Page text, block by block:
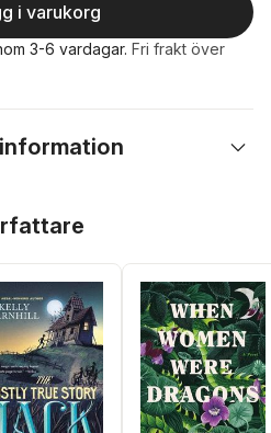
i varukorg
3-6 vardagar. Fri frakt över